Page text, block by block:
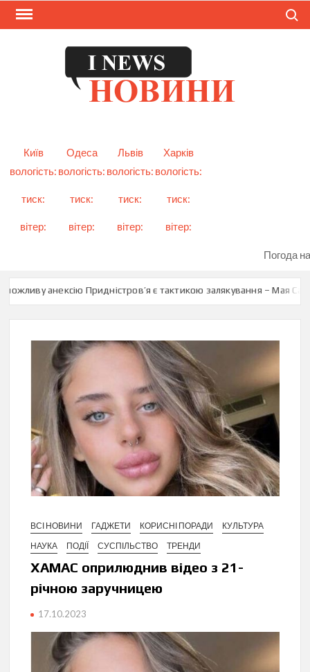
Skip
Київ
Одеса Львів
Харків
вологість:
тиск:
вітер:
вологість:
тиск:
вітер:
вологість:
тиск:
вітер:
вологість:
тиск:
вітер:
Погода
анексію Придністров’я є тактикою залякування – Мая Санду
ВСІ НОВИНИ ГАДЖЕТИ КОРИСНІ ПОРАДИ
КУЛЬТУРА
НАУКА
ПОДІЇ СУСПІЛЬСТВО ТРЕНДИ
ХАМАС оприлюднив відео з 21-
річною заручницею
17.10.2023